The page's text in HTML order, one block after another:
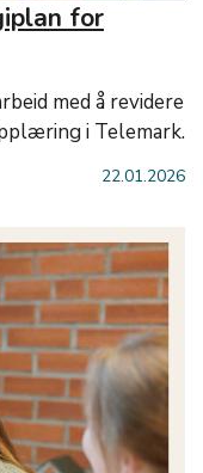
for
med å revidere
i Telemark.
22.01.2026